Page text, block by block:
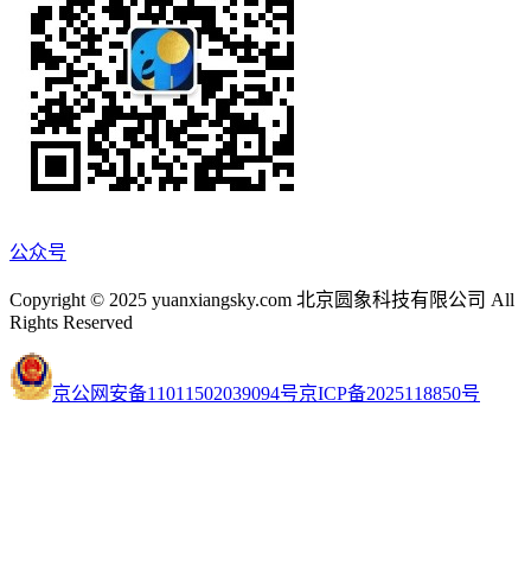
公众号
Copyright © 2025 yuanxiangsky.com 北京圆象科技有限公司 All
Rights Reserved
京公网安备11011502039094号京ICP备2025118850号